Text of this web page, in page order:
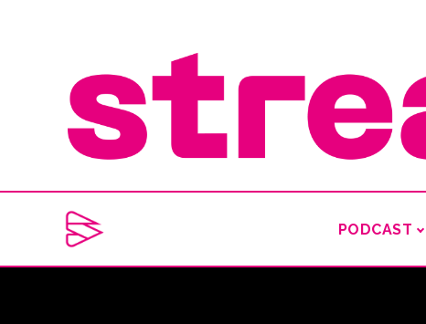
PODCAST